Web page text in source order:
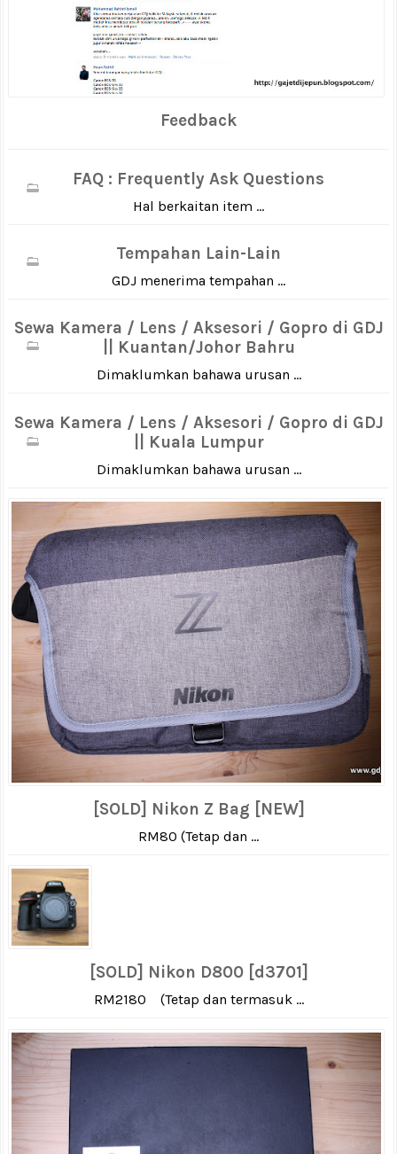
Feedback
FAQ : Frequently Ask Questions
Hal berkaitan item ...
Tempahan Lain-Lain
GDJ menerima tempahan ...
Sewa Kamera / Lens / Aksesori / Gopro di GDJ
|| Kuantan/Johor Bahru
Dimaklumkan bahawa urusan ...
Sewa Kamera / Lens / Aksesori / Gopro di GDJ
|| Kuala Lumpur
Dimaklumkan bahawa urusan ...
[SOLD] Nikon Z Bag [NEW]
RM80 (Tetap dan ...
[SOLD] Nikon D800 [d3701]
RM2180 (Tetap dan termasuk ...